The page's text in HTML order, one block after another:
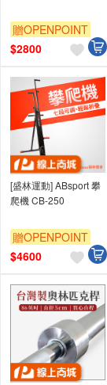
贈OPENPOINT
$2800
[盛林運動] ABsport 攀
爬機 CB-250
贈OPENPOINT
$4600